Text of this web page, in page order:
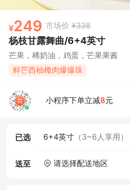
249 市场价 ¥338
杨枝甘露舞曲/6+4英寸
芒果，稀奶油，鸡蛋，芒果果酱
鲜芒西柚棷肉爆爆珠
小程序下单立减8元
已选 6+4英寸（3~6人享用）
送至 请选择配送地区